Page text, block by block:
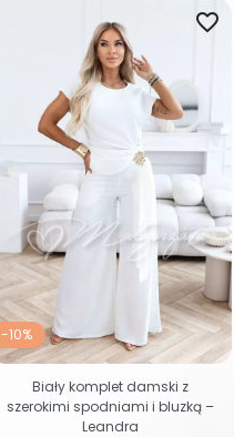
-10%
favorite_border
Biały komplet damski z
szerokimi spodniami i bluzką –
Leandra